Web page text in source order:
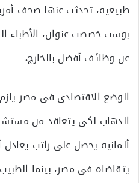
طبيعية، تحدثت عنها صحف
بوست خصصت عنوان، الأطباء
عن وظائف أفضل بالخارج.
الوضع الاقتصادي في مصر
الذهاب لكي يتعاقد من
ألمانية يحصل على راتب يعادل
يتقاضاه في مصر، بينما